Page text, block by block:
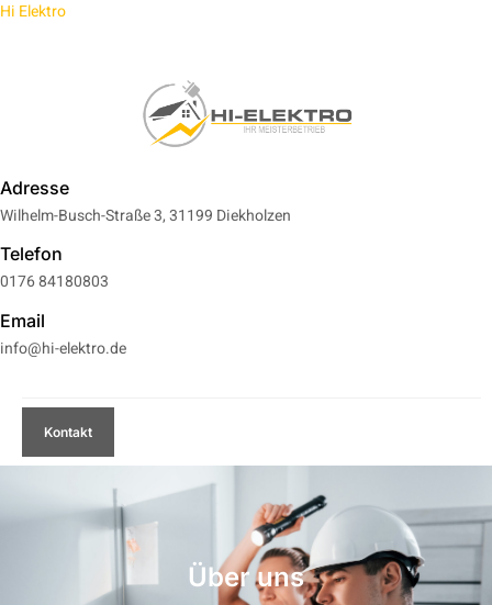
Hi Elektro
Adresse
Wilhelm-Busch-Straße 3, 31199 Diekholzen
Telefon
0176 84180803
Email
info@hi-elektro.de
Kontakt
Über uns